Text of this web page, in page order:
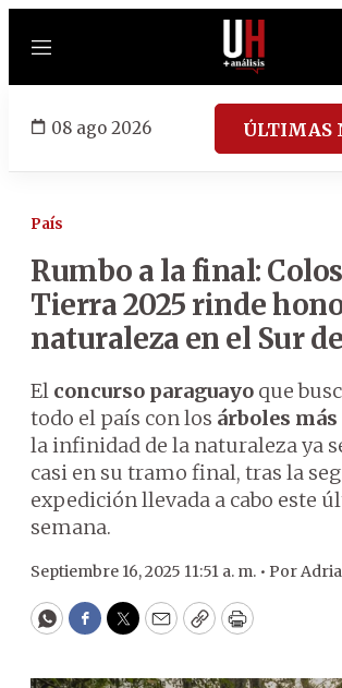
Menú
08 ago 2026 ÚLTIMAS
País
Rumbo a la final:
Tierra 2025 rinde
naturaleza en el Sur
El concurso paraguayo que
todo el país con los árboles
la infinidad de la naturaleza ya
casi en su tramo final, tras la
expedición llevada a cabo este
semana.
Septiembre 16, 2025 11:51 a. m. • Por
WhatsApp
Facebook
Twitter
EmailCopyPrint